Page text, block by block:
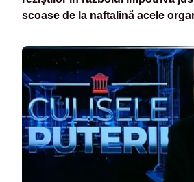
scoase de la naftalină acele